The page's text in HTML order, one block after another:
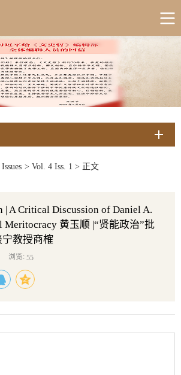
> Vol. 4 Iss. 1 > 正文
| A Critical Discussion of Daniel A.
Meritocracy 黄玉顺 |“贤能政治”批
教授商榷
浏览: 55